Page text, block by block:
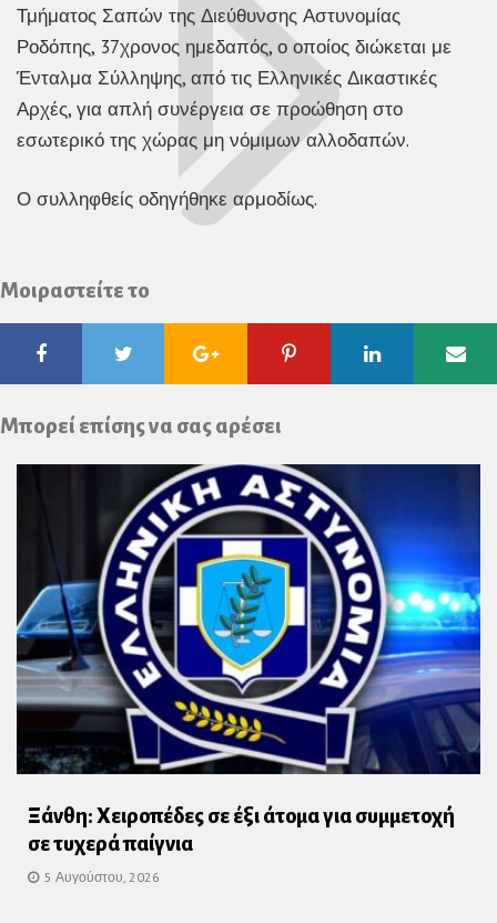
Τμήματος Σαπών της Διεύθυνσης Αστυνομίας
Ροδόπης, 37χρονος ημεδαπός, ο οποίος διώκεται με
Ένταλμα Σύλληψης, από τις Ελληνικές Δικαστικές
Αρχές, για απλή συνέργεια σε προώθηση στο
εσωτερικό της χώρας μη νόμιμων αλλοδαπών.
Ο συλληφθείς οδηγήθηκε αρμοδίως.
Μοιραστείτε το
FacebookTwitter Google
Plus
Pinterest Linkedin
Μπορεί επίσης να σας αρέσει
Ξάνθη: Χειροπέδες σε έξι άτομα για συμμετοχή
σε τυχερά παίγνια
5 Αυγούστου, 2026